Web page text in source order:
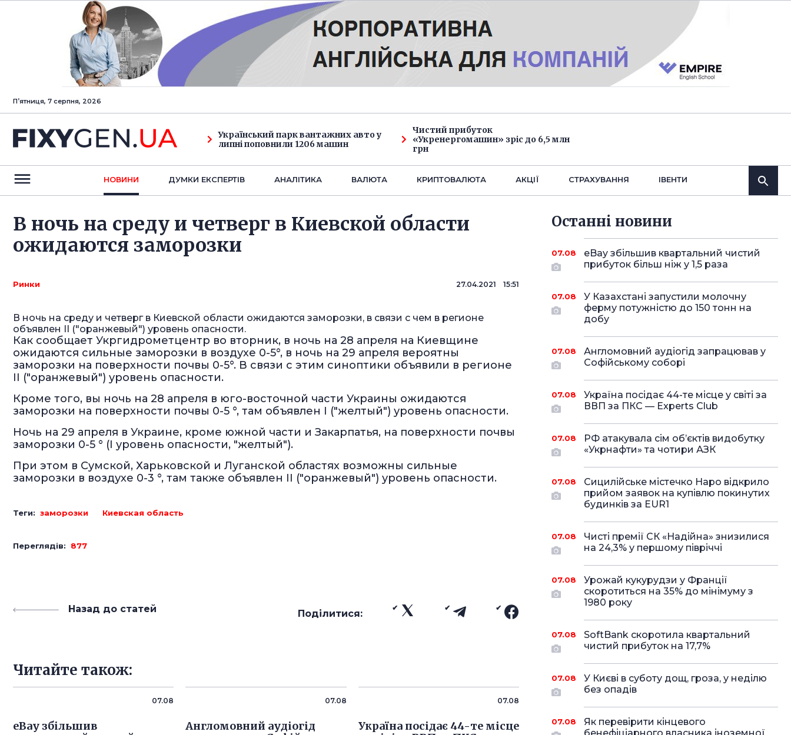
Пʼятниця, 7 серпня, 2026
Український парк вантажних авто у
липні поповнили 1206 машин
Чистий прибуток
«Укренергомашин» зріс до 6,5 млн
грн
НОВИНИ ДУМКИ ЕКСПЕРТIВ АНАЛIТИКА ВАЛЮТА КРИПТОВАЛЮТА АКЦІЇ СТРАХУВАННЯ IВЕНТИ
В ночь на среду и четверг в Киевской области
ожидаются заморозки
Ринки 27.04.2021 15:51
В ночь на среду и четверг в Киевской области ожидаются заморозки, в связи с чем в регионе
объявлен II ("оранжевый") уровень опасности.
Как сообщает Укргидрометцентр во вторник, в ночь на 28 апреля на Киевщине
ожидаются сильные заморозки в воздухе 0-5°, в ночь на 29 апреля вероятны
заморозки на поверхности почвы 0-5°. В связи с этим синоптики объявили в регионе
II ("оранжевый") уровень опасности.
Кроме того, вы ночь на 28 апреля в юго-восточной части Украины ожидаются
заморозки на поверхности почвы 0-5 °, там объявлен I ("желтый") уровень опасности.
Ночь на 29 апреля в Украине, кроме южной части и Закарпатья, на поверхности почвы
заморозки 0-5 ° (I уровень опасности, "желтый").
При этом в Сумской, Харьковской и Луганской областях возможны сильные
заморозки в воздухе 0-3 °, там также объявлен II ("оранжевый") уровень опасности.
Теги: заморозки Киевская область
Переглядів: 877
Назад до статей Поділитися:
Читайте також:
07.08
eBay збільшив
07.08
Англомовний аудіогід
07.08
Україна посідає 44-те місце
Останнi новини
07.08
eBay збільшив квартальний чистий
прибуток більш ніж у 1,5 раза
07.08
У Казахстані запустили молочну
ферму потужністю до 150 тонн на
добу
07.08
Англомовний аудіогід запрацював у
Софійському соборі
07.08
Україна посідає 44-те місце у світі за
ВВП за ПКС — Experts Club
07.08
РФ атакувала сім об’єктів видобутку
«Укрнафти» та чотири АЗК
07.08
Сицилійське містечко Наро відкрило
прийом заявок на купівлю покинутих
будинків за EUR1
07.08
Чисті премії СК «Надійна» знизилися
на 24,3% у першому півріччі
07.08
Урожай кукурудзи у Франції
скоротиться на 35% до мінімуму з
1980 року
07.08
SoftBank скоротила квартальний
чистий прибуток на 17,7%
07.08
У Києві в суботу дощ, гроза, у неділю
без опадів
07.08
Як перевірити кінцевого